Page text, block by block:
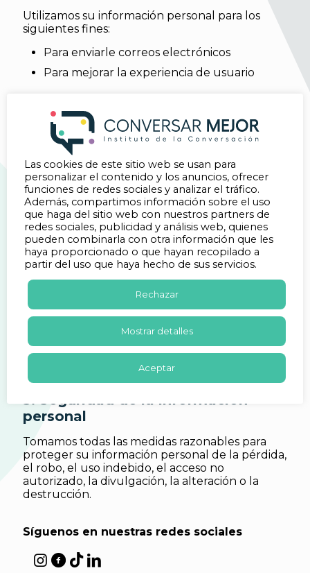
Utilizamos su información personal para los
siguientes fines:
Para enviarle correos electrónicos
Para mejorar la experiencia de usuario
3. Compartir información personal
No compartimos su información personal con
terceros.
4. Derechos de los usuarios
Usted tiene los siguientes derechos con
respecto a su información personal:
El derecho a acceder a su información
personal
El derecho a eliminar su información
personal
5. Seguridad de la información
personal
Tomamos todas las medidas razonables para
proteger su información personal de la pérdida,
el robo, el uso indebido, el acceso no
autorizado, la divulgación, la alteración o la
destrucción.
Síguenos en nuestras redes sociales
Las cookies de este sitio web se usan para
personalizar el contenido y los anuncios, ofrecer
funciones de redes sociales y analizar el tráfico.
Además, compartimos información sobre el uso
que haga del sitio web con nuestros partners de
redes sociales, publicidad y análisis web, quienes
pueden combinarla con otra información que les
haya proporcionado o que hayan recopilado a
partir del uso que haya hecho de sus servicios.
Rechazar
Mostrar detalles
Aceptar